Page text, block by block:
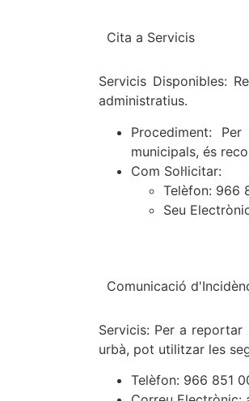
Cita a Servicis
Servicis Disponibles:
administratius.
Procediment:
municipals, és
Com Sol·licitar:
Telèfon: 966
Seu
Comunicació
Servicis: Per a
urbà, pot utilitzar les
Telèfon: 966 851